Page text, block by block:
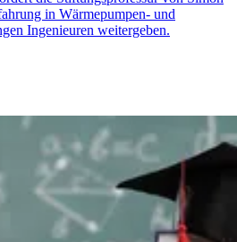
in Wärmepumpen- und
Ingenieuren weitergeben.